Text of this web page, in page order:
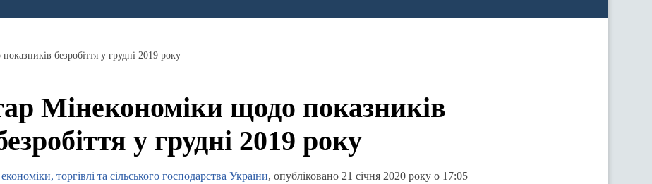
безробіття у грудні 2019 року
Мінекономіки щодо показників
у грудні 2019 року
торгівлі та сільського господарства України, опубліковано 21 січня 2020 року о 17:05